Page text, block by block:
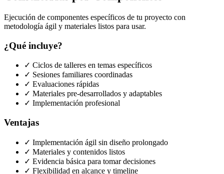
Ejecución de componentes específicos de tu proyecto con
metodología ágil y materiales listos para usar.
¿Qué incluye?
✓ Ciclos de talleres en temas específicos
✓ Sesiones familiares coordinadas
✓ Evaluaciones rápidas
✓ Materiales pre-desarrollados y adaptables
✓ Implementación profesional
Ventajas
✓ Implementación ágil sin diseño prolongado
✓ Materiales y contenidos listos
✓ Evidencia básica para tomar decisiones
✓ Flexibilidad en alcance y timeline